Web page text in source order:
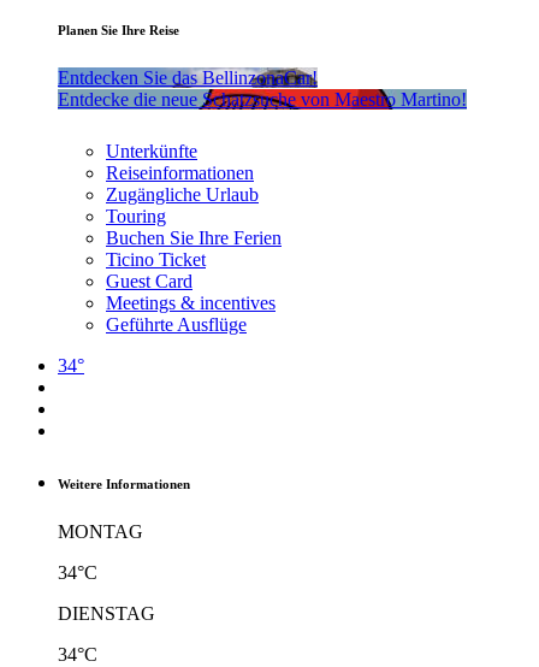
Planen Sie Ihre Reise
Entdecken Sie das BellinzonaCar!
Entdecke die neue Schatzsuche von Maestro Martino!
Unterkünfte
Reiseinformationen
Zugängliche Urlaub
Touring
Buchen Sie Ihre Ferien
Ticino Ticket
Guest Card
Meetings & incentives
Geführte Ausflüge
34°
Weitere Informationen
MONTAG
34°C
DIENSTAG
34°C